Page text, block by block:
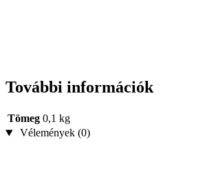
További információk
Tömeg 0,1 kg
Vélemények (0)